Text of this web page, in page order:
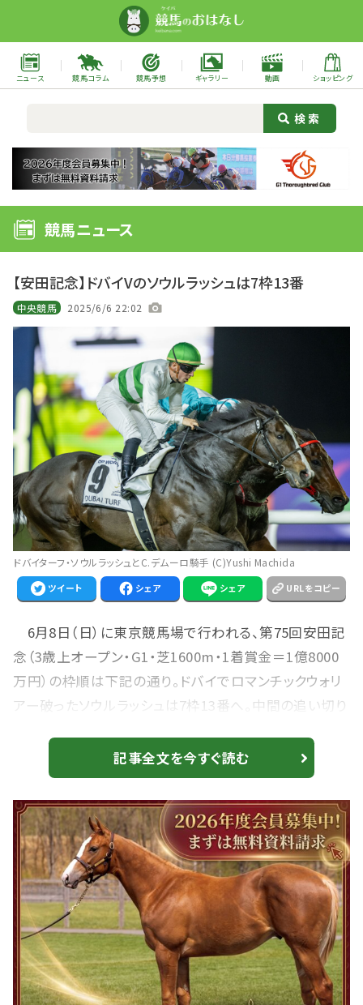
ニュース 競馬コラム 競馬予想 ギャラリー 動画 ショッピング
競馬ニュース
【安田記念】ドバイVのソウルラッシュは7枠13番
中央競馬 2025/6/6 22:02
ドバイターフ・ソウルラッシュとC.デムーロ騎手 (C)Yushi Machida
ツイート シェア シェア URLをコピー
6月8日（日）に東京競馬場で行われる、第75回安田記
念（3歳上オープン・G1・芝1600m・1着賞金＝1億8000
万円）の枠順は下記の通り。ドバイでロマンチックウォリ
アー破ったソウルラッシュは7枠13番へ。中間の追い切り
注目の発走は8日（日）15時40分。 【ドバイターフ】C.デム
ーロ「ロマンチックウォリアーを倒せたことは素晴らし
い」ソウルラッシュが大金星 混戦模様のマイル路線 1枠1
番 シックスペンス（牡4・58.0・C.ルメール）国枝栄・美
浦 1枠2番...
記事全文を今すぐ読む